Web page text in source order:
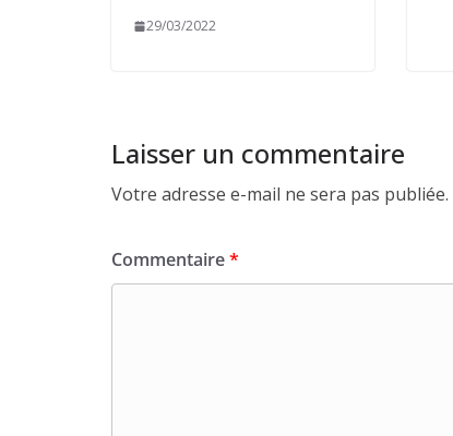
29/03/2022
Laisser un commentaire
Votre adresse e-mail ne sera pas publiée.
Commentaire*